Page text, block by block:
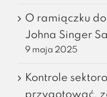
O ramiączku
Johna Singer
9 maja 2025
Kontrole
przygotować,